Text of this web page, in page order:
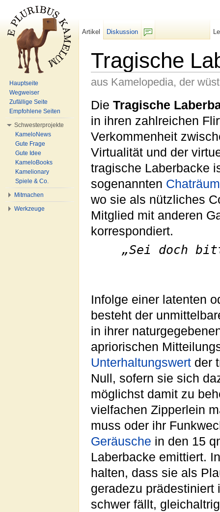
Tragische
aus Kamelopedia, der
Die Tragische
in ihren zahlreichen
Verkommenheit
Virtualität und der
tragische Laberbacke
sogenannten
wo sie als nützliches
Mitglied mit anderen
korrespondiert.
„Sei doch
Infolge einer latenten
besteht der
in ihrer
apriorischen
Unterhaltungswert der
Null, sofern sie sich
möglichst damit zu
vielfachen Zipperlein
muss oder ihr
Geräusche in den 15
Laberbacke emittiert.
halten, dass sie als
geradezu
schwer fällt,
Artikel
Diskussion
Hauptseite
Wegweiser
Zufällige Seite
Empfohlene Seiten
Schwesterprojekte
KameloNews
Gute Frage
Gute Idee
KameloBooks
Kamelionary
Spiele & Co.
Mitmachen
Werkzeuge